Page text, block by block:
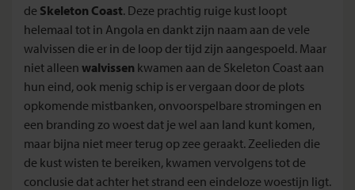
de Skeleton Coast. Deze prachtig ruige kust loopt
helemaal tot in Angola en dankt zijn naam aan de vele
walvissen die er in de loop der tijd zijn aangespoeld. Maar
niet alleen walvissen kwamen aan de Skeleton Coast aan
hun eind, ook menig schip is er vergaan door de plots
opkomende mistbanken, onvoorspelbare stromingen en
een branding zo woest dat je wel aan land kunt komen,
maar bijna niet meer terug op zee geraakt. Zeelieden die
de kust wisten te bereiken, kwamen vervolgens tot de
conclusie dat achter het strand een eindeloze woestijn ligt.